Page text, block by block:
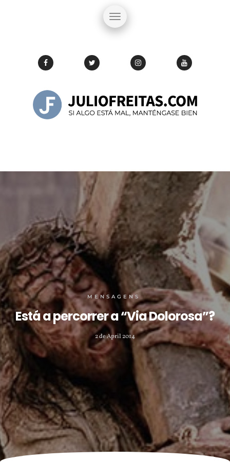
MENSAGENS
Está a percorrer a “Via Dolorosa”?
2 de April 2014